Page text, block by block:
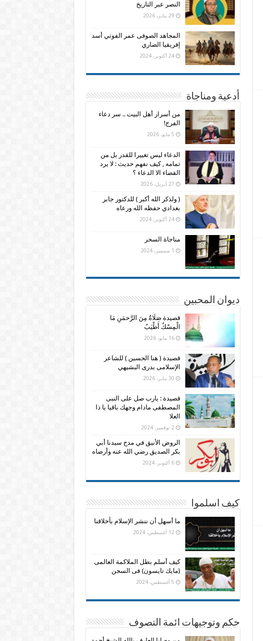
النصر عبر التاريخ
29 يناير، 2026
المجاهد الصوفى عمر الفوتي أسد
إفريقيا الضاري
24 أكتوبر، 2024
أدعية ومناجاة
من أسرار أهل البيت .. سر دعاء
الفرج!
5 مايو، 2026
الدعاء ليس تغييرا للقدر بل من
تمامه , كيف نفهم حديث : لا يرد
القضاء الا الدعاء ؟
27 أبريل، 2026
( ولذكر الله أكبر ) للدكتور جابر
بغدادي حفظه الله ورعاه
24 أكتوبر، 2024
مناجاة السحر
1 سبتمبر، 2024
ديوان المحبين
قصيدة صَلَاةٌ مِنَ الرَّحمَنِ مَا
الْمِسْكُ أَطْيَبُ
16 مايو، 2026
قصيدة ( هنا الحسين ) للشاعر
الإسلامى بدرى البشيهي
30 يناير، 2026
قصيدة : يارب صل على النبى
المصطفى مادام وجهك باقيا يا ذا
العلا
2 نوفمبر، 2024
الروض الأنيق في مدح سيدنا أبي
بكر الصديق رضي الله عنه وأرضاه
6 أكتوبر، 2024
كيف اسلموا
ما أسهل أن ننشر الإسلام بأخلاقنا
12 أغسطس، 2024
كيف أسلم بطل الملاكمة العالمى
(مايك تايسون) فى السجن
5 أغسطس، 2024
حكم وتوجيهات ائمة التصوف